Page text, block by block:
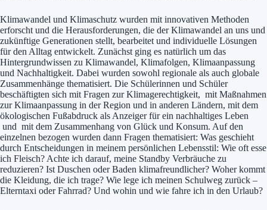
Klimawandel und Klimaschutz wurden mit innovativen Methoden
erforscht und die Herausforderungen, die der Klimawandel an uns und
zukünftige Generationen stellt, bearbeitet und individuelle Lösungen
für den Alltag entwickelt. Zunächst ging es natürlich um das
Hintergrundwissen zu Klimawandel, Klimafolgen, Klimaanpassung
und Nachhaltigkeit. Dabei wurden sowohl regionale als auch globale
Zusammenhänge thematisiert. Die Schülerinnen und Schüler
beschäftigten sich mit Fragen zur Klimagerechtigkeit, mit Maßnahmen
zur Klimaanpassung in der Region und in anderen Ländern, mit dem
ökologischen Fußabdruck als Anzeiger für ein nachhaltiges Leben
und mit dem Zusammenhang von Glück und Konsum. Auf den
einzelnen bezogen wurden dann Fragen thematisiert: Was geschieht
durch Entscheidungen in meinem persönlichen Lebensstil: Wie oft esse
ich Fleisch? Achte ich darauf, meine Standby Verbräuche zu
reduzieren? Ist Duschen oder Baden klimafreundlicher? Woher kommt
die Kleidung, die ich trage? Wie lege ich meinen Schulweg zurück –
Elterntaxi oder Fahrrad? Und wohin und wie fahre ich in den Urlaub?